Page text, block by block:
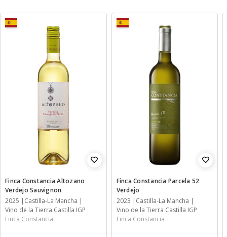
Finca Constancia Altozano
Verdejo Sauvignon
2025
Castilla-La Mancha
Vino de la Tierra Castilla IGP
Finca Constancia
Finca Constancia Parcela 52
Verdejo
2023
Castilla-La Mancha
Vino de la Tierra Castilla IGP
Finca Constancia